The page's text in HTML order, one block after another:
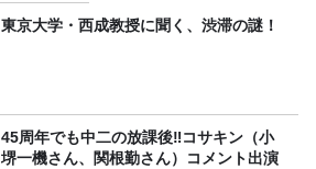
東京大学・西成教授に聞く、渋滞の謎！
45周年でも中二の放課後‼コサキン（小
堺一機さん、関根勤さん）コメント出演